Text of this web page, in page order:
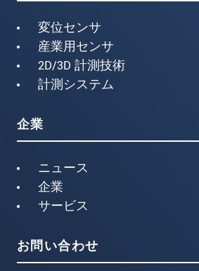
変位センサ
産業用センサ
2D/3D 計測技術
計測システム
企業
ニュース
企業
サービス
お問い合わせ